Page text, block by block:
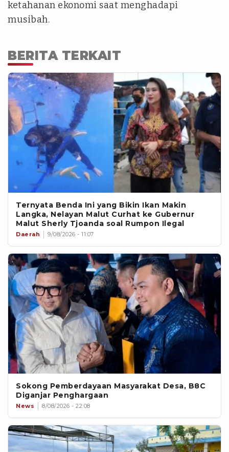
ketahanan ekonomi saat menghadapi
musibah.
BERITA TERKAIT
Ternyata Benda Ini yang Bikin Ikan Makin
Langka, Nelayan Malut Curhat ke Gubernur
Malut Sherly Tjoanda soal Rumpon Ilegal
Daerah 9/08/2026 - 11:07
Sokong Pemberdayaan Masyarakat Desa, B8C
Diganjar Penghargaan
News 8/08/2026 - 22:08